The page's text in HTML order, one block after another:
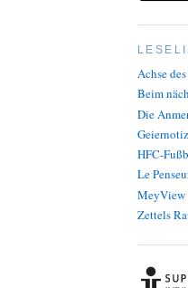
Achse
Beim
Die
HFC-
Le
MeyView
Zettels